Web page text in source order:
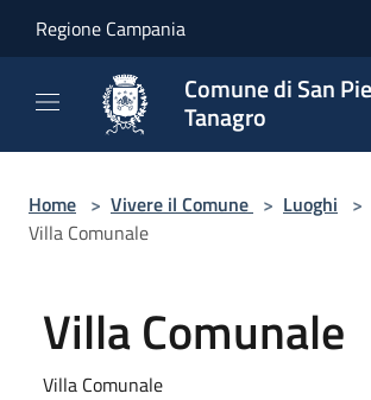
Regione Campania
Comune di San
Tanagro
Home > Vivere il Comune > Luoghi >
Villa Comunale
Villa Comunale
Villa Comunale